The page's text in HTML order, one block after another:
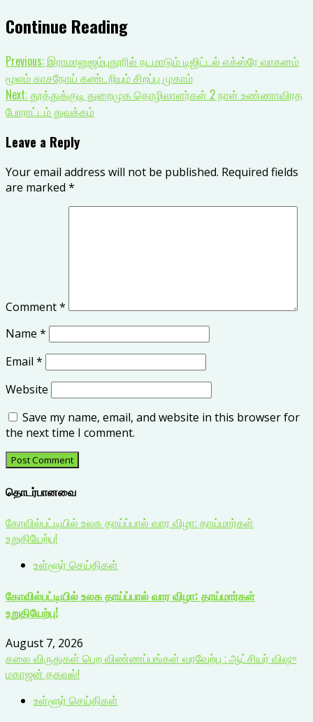
Continue Reading
Previous: இராமானுஜம்புதூரில் நடமாடும் டிஜிட்டல் எக்ஸ்ரே வாகனம்
மூலம் காசநோய் கண்டறியும் சிறப்பு முகாம்
Next:தூத்துக்குடி துறைமுக தொழிலாளர்கள் 2 நாள் உண்ணாவிரத
போராட்டம் துவக்கம்
Leave a Reply
Your email address will not be published. Required fields
are marked *
Comment*
Name *
Email *
Website
Save my name, email, and website in this browser for
the next time I comment.
தொடர்பானவை
கோவில்பட்டியில் உலக தாய்ப்பால் வார விழா: தாய்மார்கள்
உறுதியேற்பு!
உள்ளூர் செய்திகள்
கோவில்பட்டியில் உலக தாய்ப்பால் வார விழா: தாய்மார்கள்
உறுதியேற்பு!
August 7, 2026
கலை விருதுகள் பெற விண்ணப்பங்கள் வரவேற்பு : ஆட்சியர் விஷு
மகாஜன் தகவல்!
உள்ளூர் செய்திகள்